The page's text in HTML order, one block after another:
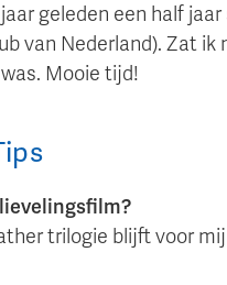
jaar geleden een half
van Nederland). Zat
Mooie tijd!
trilogie blijft voor